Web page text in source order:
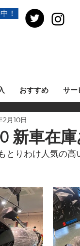
！
おすすめ サー
新車在
2月10日
とりわけ人気の